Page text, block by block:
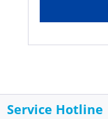
Service Hotline